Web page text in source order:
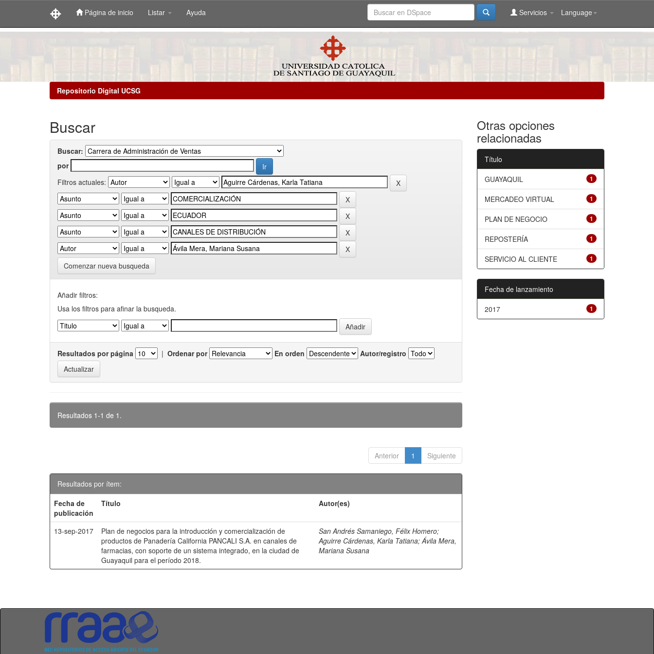
Página de inicio Listar Ayuda Language
Servicios
Repositorio Digital UCSG
Buscar
Buscar:
por
Filtros actuales:
Comenzar nueva busqueda
Añadir filtros:
Usa los filtros para afinar la busqueda.
Resultados por página | Ordenar por En orden Autor/registro
Resultados 1-1 de 1.
Anterior 1 Siguiente
Resultados por ítem:
Fecha de
publicación
Título Autor(es)
13-sep-2017
Plan de negocios para la introducción y comercialización de
productos de Panadería California PANCALI S.A. en canales de
farmacias, con soporte de un sistema integrado, en la ciudad de
Guayaquil para el período 2018.
San Andrés Samaniego, Félix Homero;
Aguirre Cárdenas, Karla Tatiana;Ávila Mera,
Mariana Susana
Otras opciones
relacionadas
Título
1
GUAYAQUIL
1
MERCADEO VIRTUAL
1
PLAN DE NEGOCIO
1
REPOSTERÍA
1
SERVICIO AL CLIENTE
Fecha de lanzamiento
1
2017